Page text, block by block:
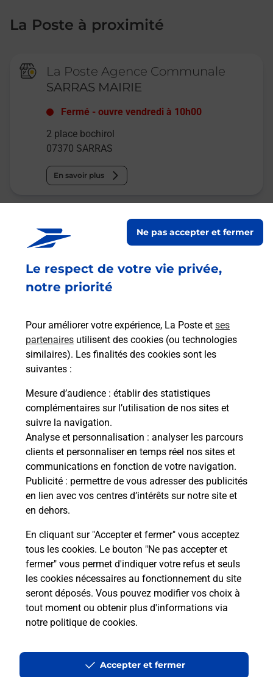
Le respect de votre vie privée,
notre priorité
Pour améliorer votre expérience, La Poste et ses
partenaires utilisent des cookies (ou technologies
similaires). Les finalités des cookies sont les
suivantes :
Mesure d’audience : établir des statistiques
complémentaires sur l’utilisation de nos sites et
suivre la navigation.
Analyse et personnalisation : analyser les parcours
clients et personnaliser en temps réel nos sites et
communications en fonction de votre navigation.
Publicité : permettre de vous adresser des publicités
en lien avec vos centres d’intérêts sur notre site et
en dehors.
En cliquant sur "Accepter et fermer" vous acceptez
tous les cookies. Le bouton "Ne pas accepter et
fermer" vous permet d'indiquer votre refus et seuls
les cookies nécessaires au fonctionnement du site
seront déposés. Vous pouvez modifier vos choix à
tout moment ou obtenir plus d'informations via
notre politique de cookies.
Ne pas accepter et fermer
Accepter et fermer
La Poste à proximité
La Poste Agence Communale
SARRAS MAIRIE
Fermé -ouvre vendredi à 10h00
2 place bochirol
07370 SARRAS
En savoir plus
Relais Pickup
MAISON DE LA PRESSE
Ouvert- jusqu'à
19h00
10 PLACE ARISTIDE BRIAND
En savoir plus
Malin !
La Poste
en ligne
Ouvert 24h/24
En savoir plus
Ardèche SARRAS
Accessibilité : partiellement conforme